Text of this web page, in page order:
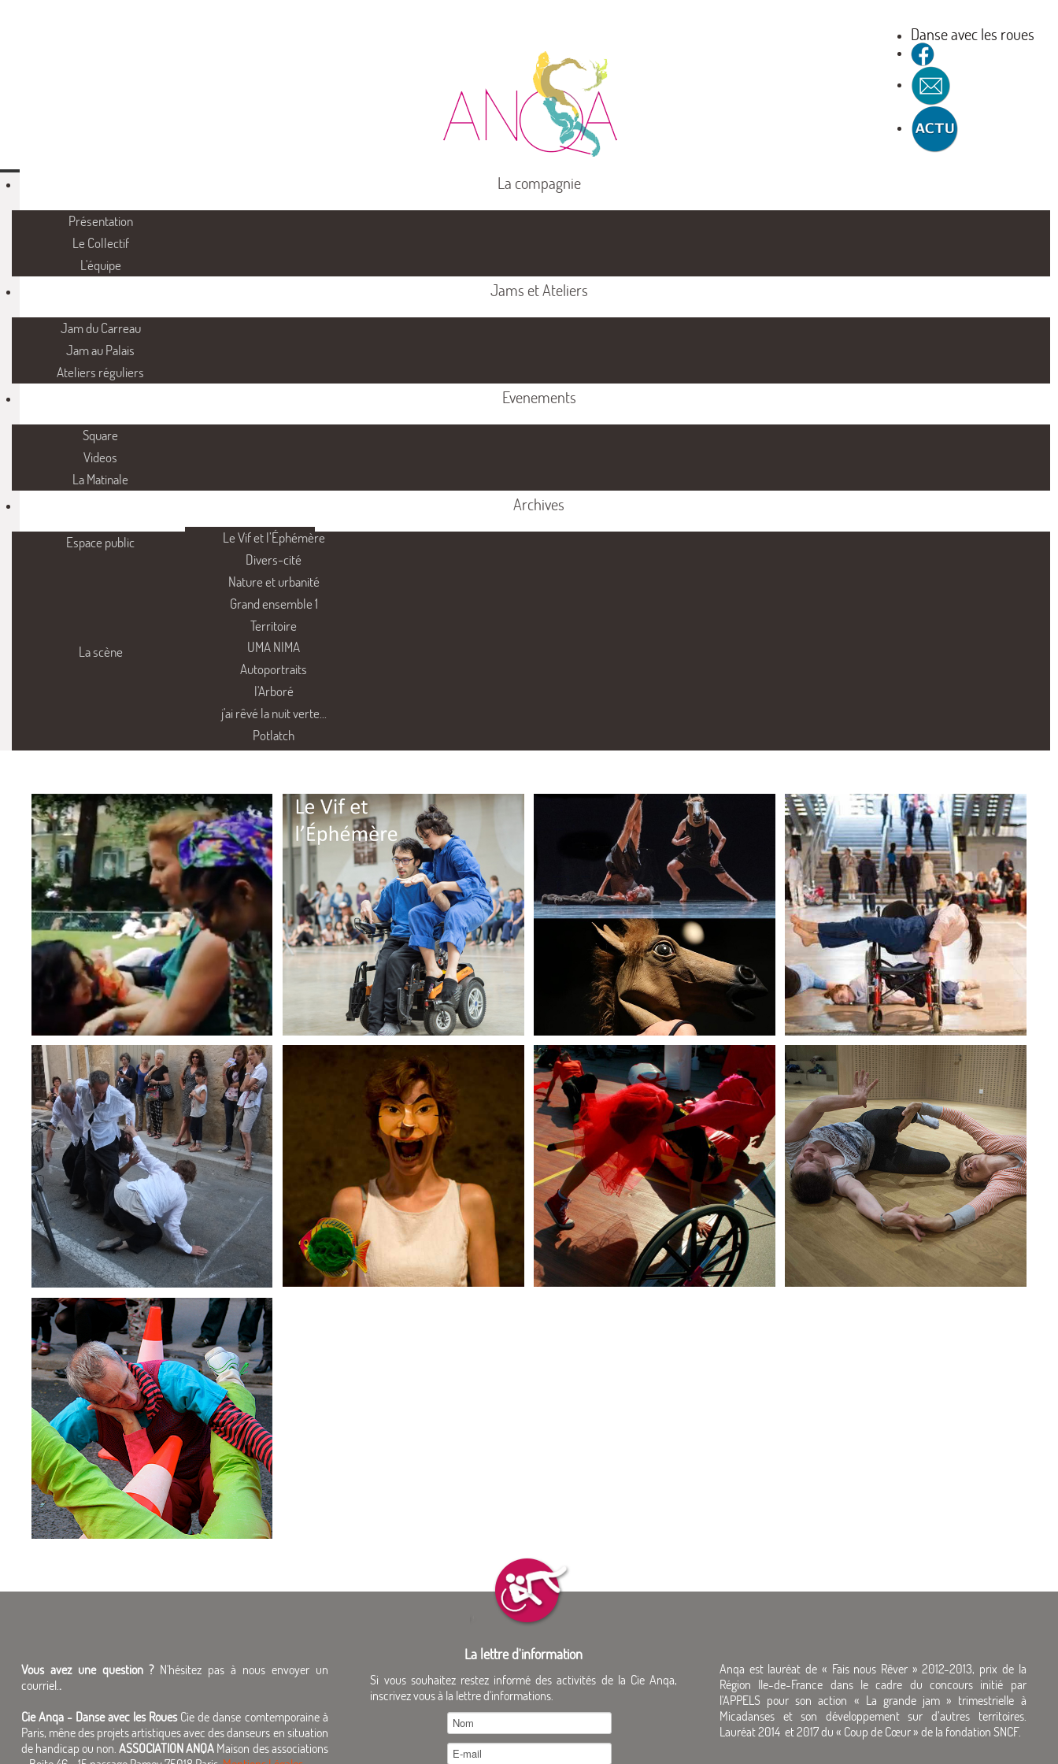
Danse avec les roues
La compagnie
Présentation
Le Collectif
L'équipe
Jams et Ateliers
Jam du Carreau
Jam au Palais
Ateliers réguliers
Evenements
Square
Videos
La Matinale
Archives
Espace public
Le Vif et l’Éphémère
Divers-cité
Nature et urbanité
Grand ensemble 1
Territoire
La scène
UMA NIMA
Autoportraits
l'Arboré
j'ai rêvé la nuit verte...
Potlatch
Vous avez une question ?N'hésitez pas à nous envoyer un
courriel. .
Cie Anqa - Danse avec les Roues Cie de danse comtemporaine à
Paris, mêne des projets artistiques avec des danseurs en situation
de handicap ou non.ASSOCIATION ANQA Maison des associations
La lettre d'information
Si vous souhaitez restez informé des activités de la Cie Anqa,
inscrivez vous à la lettre d'informations.
Anqa est lauréat de « Fais nous Rêver » 2012-2013, prix de la
Région Ile-de-France dans le cadre du concours initié par
l'APPELS pour son action « La grande jam » trimestrielle à
Micadanses et son développement sur d’autres territoires.
Lauréat 2014 et 2017 du « Coup de Cœur » de la fondation SNCF.